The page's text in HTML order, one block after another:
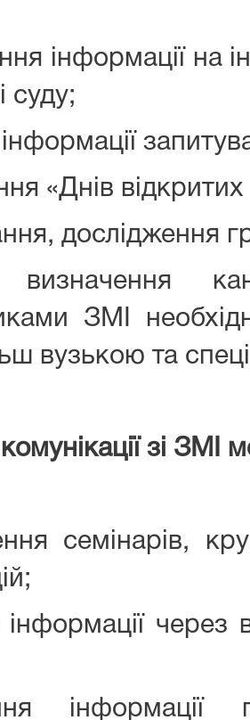
інформації на
суду;
«Днів
дослідження
ЗМІ
вузькою та
зі ЗМІ
семінарів,
через
інформації